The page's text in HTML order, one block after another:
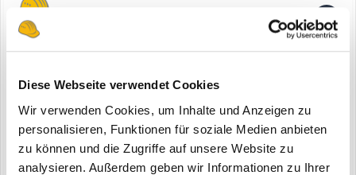
Diese Webseite verwendet Cookies
Wir verwenden Cookies, um Inhalte und Anzeigen zu
personalisieren, Funktionen für soziale Medien anbieten
zu können und die Zugriffe auf unsere Website zu
analysieren. Außerdem geben wir Informationen zu Ihrer
Sennebogen 880 EQ Umschlagmaschine
Baumaschinen Industrie
Straubing - Vor 16 Jahren wurde die erste 880 EQ Balance
Umschlagmaschine ausgeliefert. Seither hat die beeindruckende
Maschine aufgrund ihrer Leistung und Vielseitigkeit in
verschiedenen Ländern große Beachtung gefunden. Nun
18. Dezember 2023